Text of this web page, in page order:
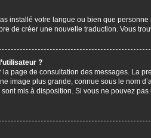
installé votre langue ou bien que
de créer une nouvelle traduction. Vous
?
la page de consultation des messages.
image plus grande, connue sous le nom
mis à disposition. Si vous ne pouvez